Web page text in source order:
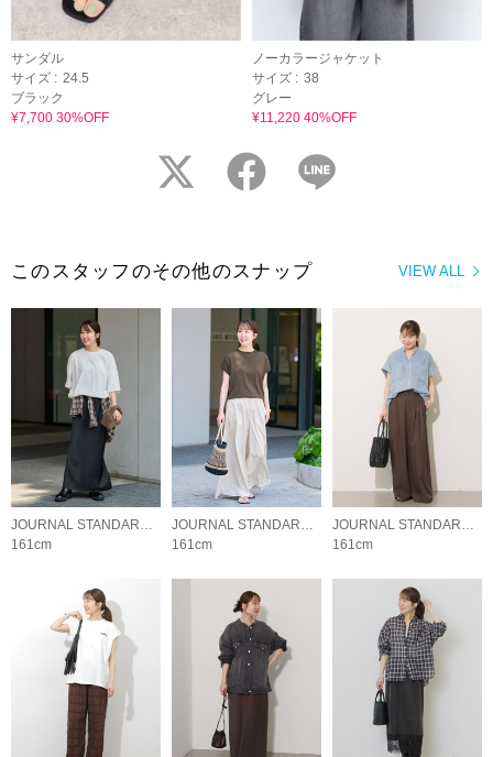
サンダル
サイズ : 24.5
ブラック
¥7,700 30%OFF
ノーカラージャケット
サイズ : 38
グレー
¥11,220 40%OFF
twitter facebook
VIEW ALL
このスタッフのその他のスナップ
JOURNAL STANDARD relume LADYS
161cm
JOURNAL STANDARD relume LADYS
161cm
JOURNAL STANDARD relume LADYS
161cm